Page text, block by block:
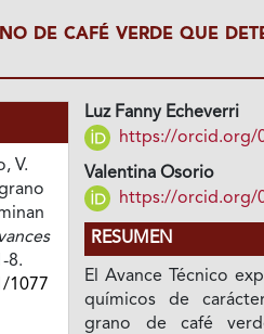
DE CAFÉ VERDE QUE
V.
8.
1077
Luz Fanny Echeverri
https://orcid.org/
Valentina Osorio
https://orcid.org/
RESUMEN
El Avance Técnico
químicos de
grano de café